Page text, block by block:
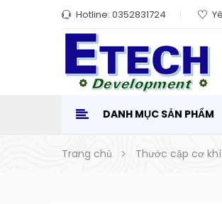
Hotline: 0352831724
DANH MỤC SẢN PHẨM
Trang chủ Thước cặp cơ khí